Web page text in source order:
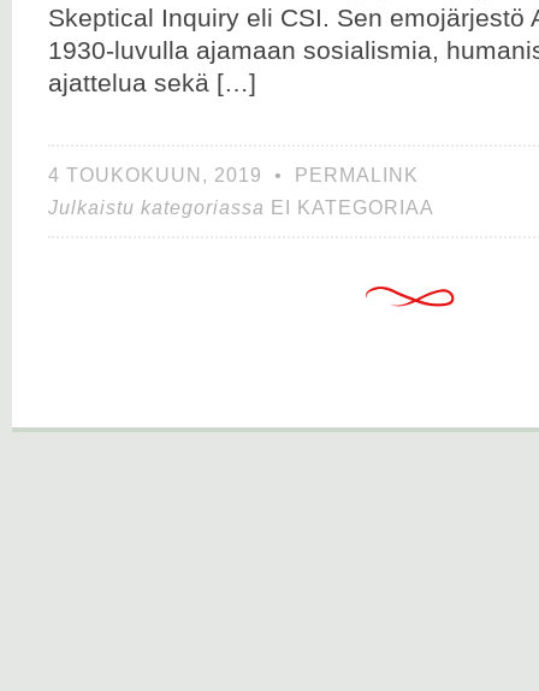
Skeptical Inquiry eli CSI. Sen emojärjestö
1930-luvulla ajamaan sosialismia,
ajattelua sekä […]
4 TOUKOKUUN, 2019 •
PERMALINK
Julkaistu kategoriassa EI KATEGORIAA